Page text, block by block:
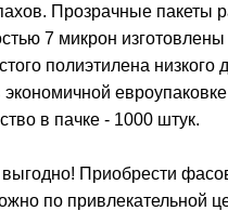
Прозрачные пакеты
7 микрон изготовлены
полиэтилена низкого
в пачке - 1000 штук.
выгодно! Приобрести
по привлекательной